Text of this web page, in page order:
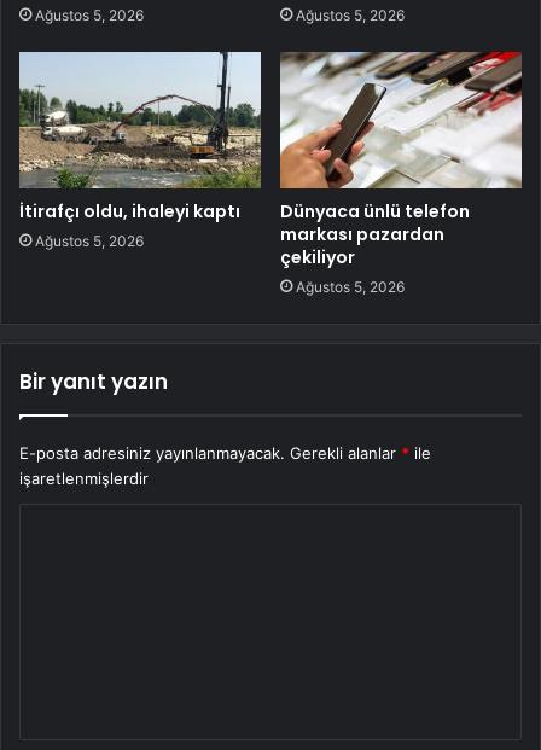
Ağustos 5, 2026 Ağustos 5, 2026
İtirafçı oldu, ihaleyi kaptı
Ağustos 5, 2026
Dünyaca ünlü telefon
markası pazardan
çekiliyor
Ağustos 5, 2026
Bir yanıt yazın
E-posta adresiniz yayınlanmayacak. Gerekli alanlar * ile
işaretlenmişlerdir